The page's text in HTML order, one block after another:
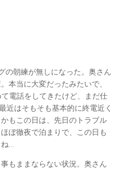
の朝練が無しになった。奥さん
本当に大変だったみたいで、
電話をしてきたけど、まだ仕
近はそもそも基本的に終電近く
もこの日は、先日のトラブル
ぼ徹夜で泊まりで、この日も
ね…
もままならない状況。奥さん